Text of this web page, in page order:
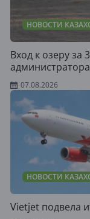
НОВОСТИ
Вход к озеру за
07.08.2026
НОВОСТИ
Vietjet подвела